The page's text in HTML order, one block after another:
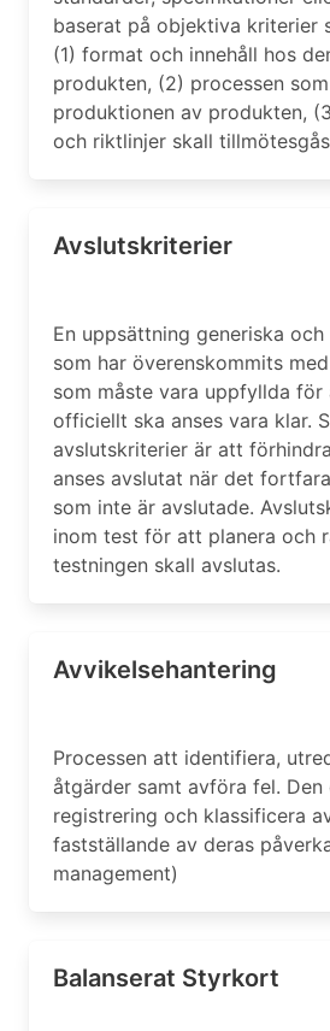
baserat på objektiva kriterier
(1) format och innehåll hos
produkten, (2) processen
produktionen av produkten,
och riktlinjer skall
Avslutskriterier
En uppsättning generiska
som har överenskommits
som måste vara uppfyllda för
officiellt ska anses vara klar.
avslutskriterier är att
anses avslutat när det
som inte är avslutade.
inom test för att planera och
testningen skall avslutas.
Avvikelsehantering
Processen att identifiera,
åtgärder samt avföra fel.
registrering och klassificera
fastställande av deras
management)
Balanserat Styrkort